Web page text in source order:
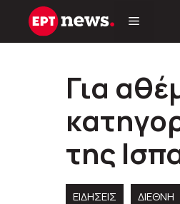
Μετάβαση
Για
της
ΕΙΔΗΣΕΙΣ ΔΙΕΘΝΗ